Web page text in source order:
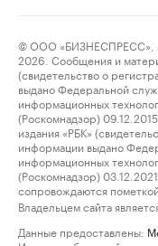
© ООО «БИЗНЕСПРЕСС»,
2026. Сообщения и
(свидетельство о
выдано Федеральной
информационных
(Роскомнадзор)
издания «РБК»
информации выдано
информационных
(Роскомнадзор)
сопровождаются
Владельцем сайта
Данные предоставлены: